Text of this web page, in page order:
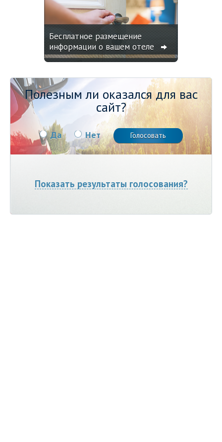
Бесплатное размещение
информации о вашем отеле
Полезным ли оказался для вас
сайт?
Да Нет
Показать результаты голосования?